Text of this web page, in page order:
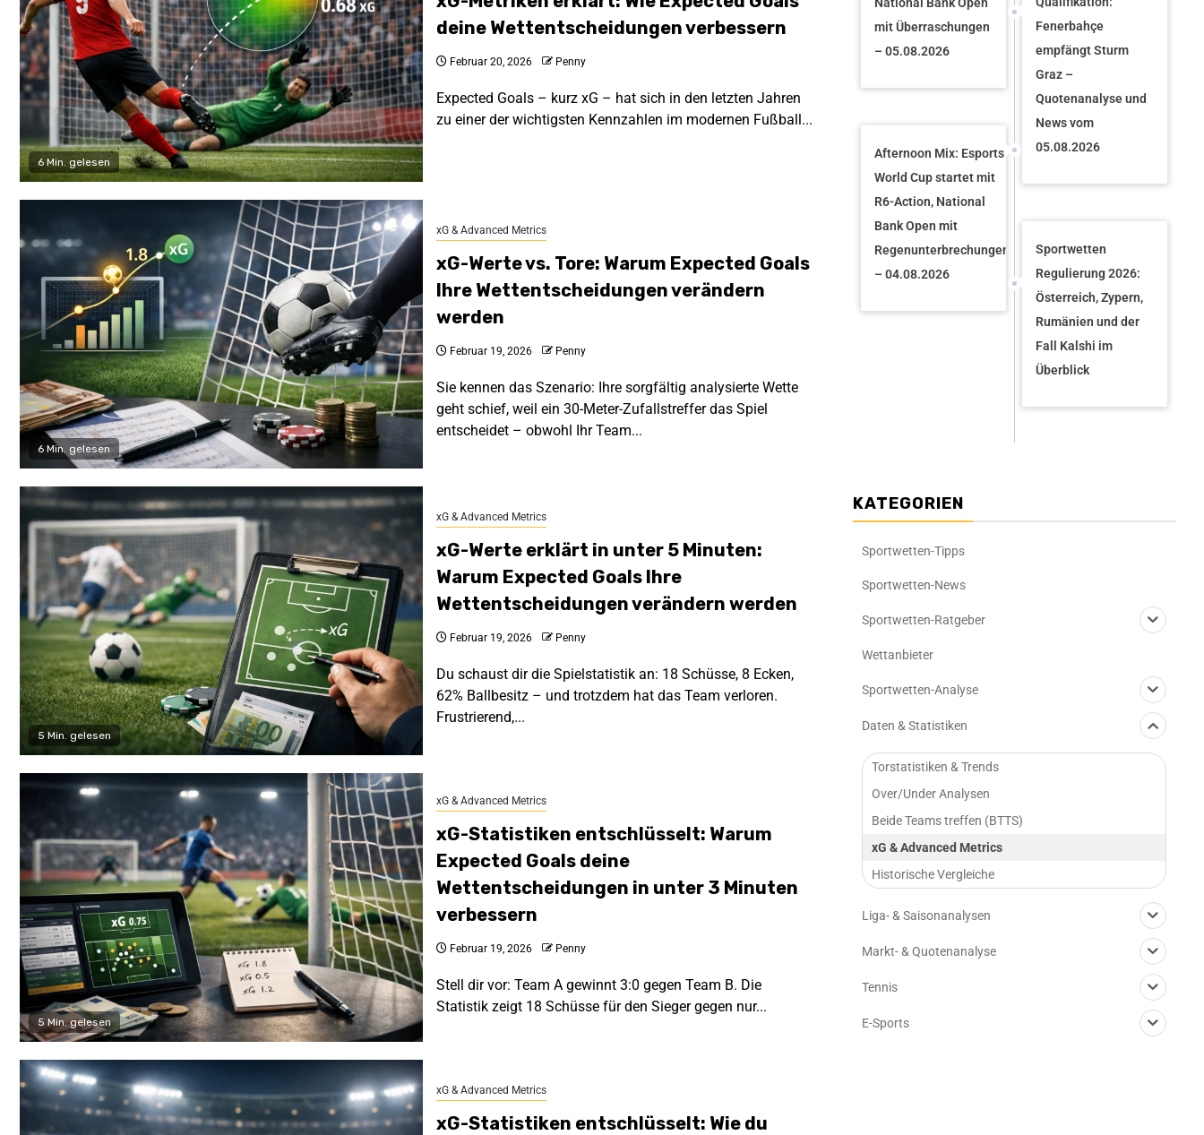
6 Min. gelesen
deine Wettentscheidungen verbessern
Februar 20, 2026 Penny
Expected Goals – kurz xG – hat sich in den letzten Jahren
zu einer der wichtigsten Kennzahlen im modernen Fußball...
6 Min. gelesen
xG & Advanced Metrics
xG-Werte vs. Tore: Warum Expected Goals
Ihre Wettentscheidungen verändern
werden
Februar 19, 2026 Penny
Sie kennen das Szenario: Ihre sorgfältig analysierte Wette
geht schief, weil ein 30-Meter-Zufallstreffer das Spiel
entscheidet – obwohl Ihr Team...
5 Min. gelesen
xG & Advanced Metrics
xG-Werte erklärt in unter 5 Minuten:
Warum Expected Goals Ihre
Wettentscheidungen verändern werden
Februar 19, 2026 Penny
Du schaust dir die Spielstatistik an: 18 Schüsse, 8 Ecken,
62% Ballbesitz – und trotzdem hat das Team verloren.
Frustrierend,...
5 Min. gelesen
xG & Advanced Metrics
xG-Statistiken entschlüsselt: Warum
Expected Goals deine
Wettentscheidungen in unter 3 Minuten
verbessern
Februar 19, 2026 Penny
Stell dir vor: Team A gewinnt 3:0 gegen Team B. Die
Statistik zeigt 18 Schüsse für den Sieger gegen nur...
xG & Advanced Metrics
xG-Statistiken entschlüsselt: Wie du
mit Überraschungen
– 05.08.2026
Fenerbahçe
empfängt Sturm
Graz –
Quotenanalyse und
News vom
05.08.2026
Afternoon Mix: Esports
World Cup startet mit
R6-Action, National
Bank Open mit
Regenunterbrechungen
– 04.08.2026
Sportwetten
Regulierung 2026:
Österreich, Zypern,
Rumänien und der
Fall Kalshi im
Überblick
KATEGORIEN
Sportwetten-Tipps
Sportwetten-News
Sportwetten-Ratgeber
Wettanbieter
Sportwetten-Analyse
Daten & Statistiken
Torstatistiken & Trends
Over/Under Analysen
Beide Teams treffen (BTTS)
xG & Advanced Metrics
Historische Vergleiche
Liga- & Saisonanalysen
Markt- & Quotenanalyse
Tennis
E-Sports